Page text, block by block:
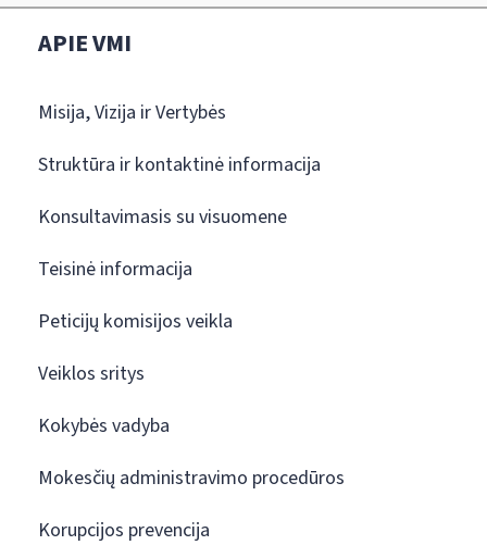
APIE VMI
Misija, Vizija ir Vertybės
Struktūra ir kontaktinė informacija
Konsultavimasis su visuomene
Teisinė informacija
Peticijų komisijos veikla
Veiklos sritys
Kokybės vadyba
Mokesčių administravimo procedūros
Korupcijos prevencija